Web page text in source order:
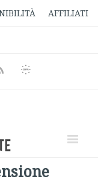
AFFILIATI
Rss
Informativa